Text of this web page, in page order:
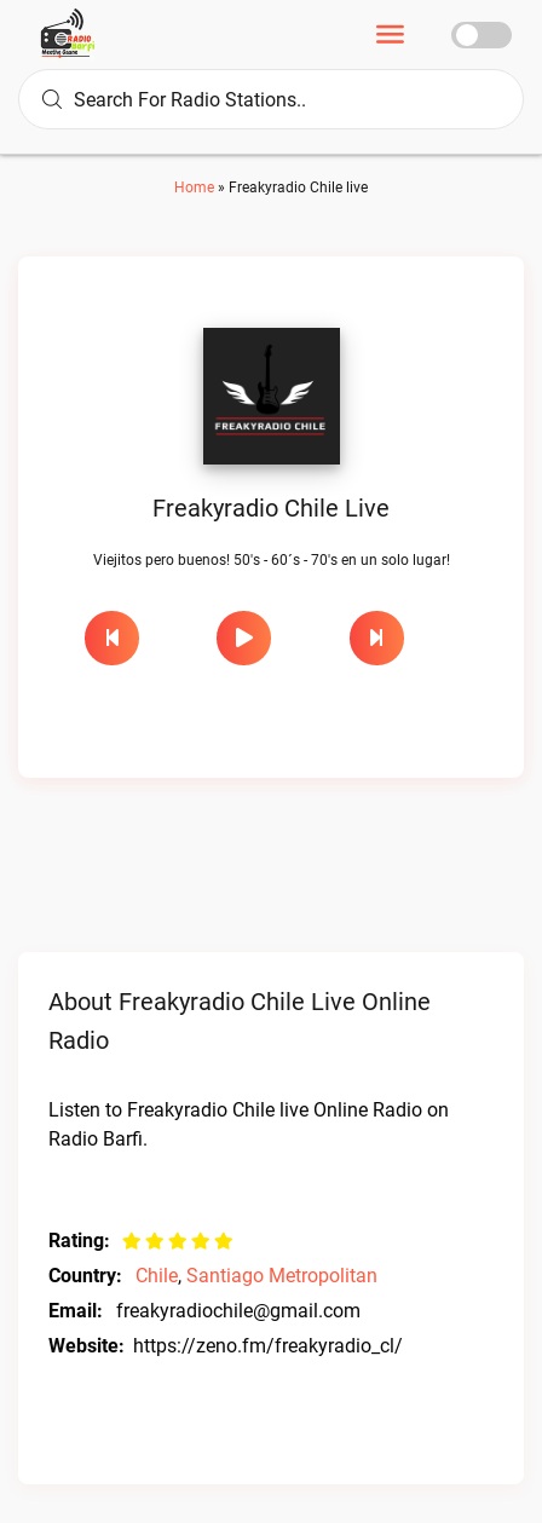
Home » Freakyradio Chile live
Freakyradio Chile Live
Viejitos pero buenos! 50's - 60´s - 70's en un solo lugar!
About Freakyradio Chile Live Online
Radio
Listen to Freakyradio Chile live Online Radio on
Radio Barfi.
Rating:
Country:
Chile, Santiago Metropolitan
Email:
freakyradiochile@gmail.com
Website: https://zeno.fm/freakyradio_cl/